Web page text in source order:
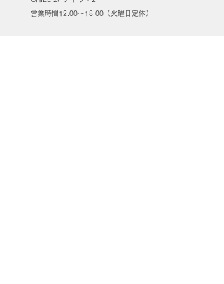
営業時間12:00～18:00（火曜日定休）